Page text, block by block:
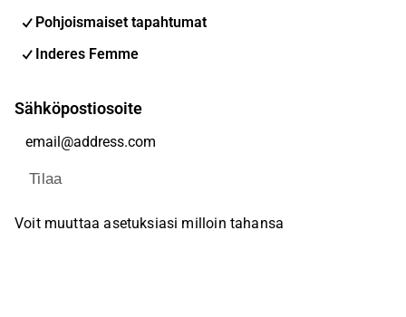
Pohjoismaiset tapahtumat
Inderes Femme
Sähköpostiosoite
Tilaa
Voit muuttaa asetuksiasi milloin tahansa